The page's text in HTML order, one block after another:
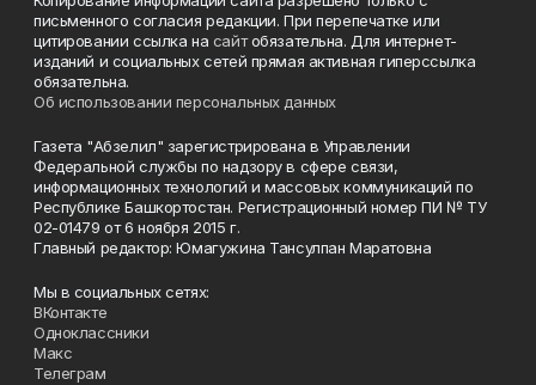
письменного согласия редакции. При перепечатке или
цитировании ссылка на сайтобязательна. Для интернет-
изданий и социальных сетей прямая активная гиперссылка
обязательна.
Об использовании персональных данных
Газета "Абзелил" зарегистрирована в Управлении
Федеральной службы по надзору в сфере связи,
информационных технологий и массовых коммуникаций по
Республике Башкортостан. Регистрационный номер ПИ № ТУ
02-01479 от 6 ноября 2015 г.
Главный редактор: Юмагужина Тансулпан Маратовна
Мы в социальных сетях:
ВКонтакте
Одноклассники
Макс
Телеграм